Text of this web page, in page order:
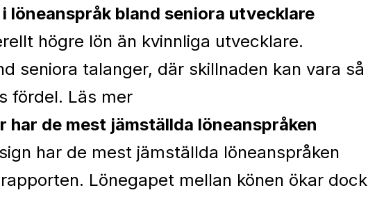
löneanspråk bland seniora utvecklare
högre lön än kvinnliga utvecklare.
seniora talanger, där skillnaden kan vara så
fördel. Läs mer
har de mest jämställda löneanspråken
har de mest jämställda löneanspråken
Lönegapet mellan könen ökar dock